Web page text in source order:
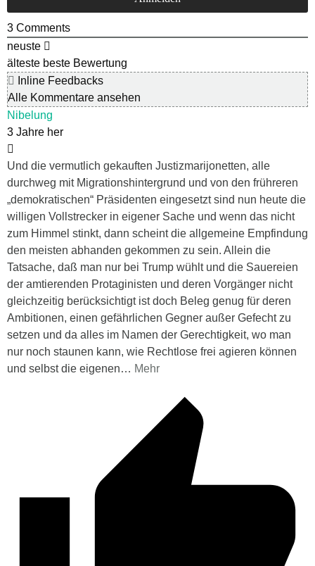
3 Comments
neuste
älteste beste Bewertung
Inline Feedbacks
Alle Kommentare ansehen
Nibelung
3 Jahre her
Und die vermutlich gekauften Justizmarijonetten, alle
durchweg mit Migrationshintergrund und von den frühreren
„demokratischen“ Präsidenten eingesetzt sind nun heute die
willigen Vollstrecker in eigener Sache und wenn das nicht
zum Himmel stinkt, dann scheint die allgemeine Empfindung
den meisten abhanden gekommen zu sein. Allein die
Tatsache, daß man nur bei Trump wühlt und die Sauereien
der amtierenden Protaginisten und deren Vorgänger nicht
gleichzeitig berücksichtigt ist doch Beleg genug für deren
Ambitionen, einen gefährlichen Gegner außer Gefecht zu
setzen und da alles im Namen der Gerechtigkeit, wo man
nur noch staunen kann, wie Rechtlose frei agieren können
und selbst die eigenen… Mehr